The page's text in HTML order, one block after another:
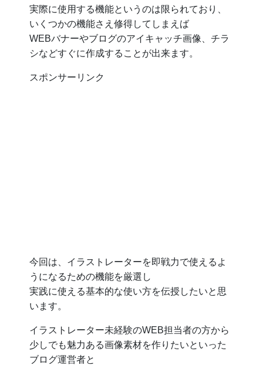
実際に使用する機能というのは限られており、
いくつかの機能さえ修得してしまえば
WEBバナーやブログのアイキャッチ画像、チラ
シなどすぐに作成することが出来ます。
スポンサーリンク
今回は、イラストレーターを即戦力で使えるよ
うになるための機能を厳選し
実践に使える基本的な使い方を伝授したいと思
います。
イラストレーター未経験のWEB担当者の方から
少しでも魅力ある画像素材を作りたいといった
ブログ運営者と